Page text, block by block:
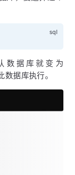
数据库就变为
据库执行。